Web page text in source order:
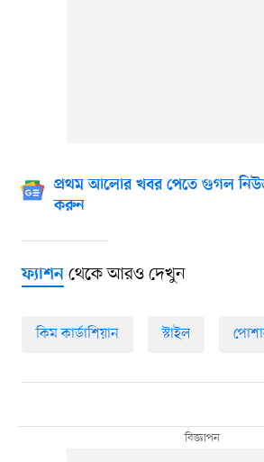
প্রথম আলোর খবর পেতে গুগল
করুন
ফ্যাশনথেকে আরও দেখুন
কিম কার্ডাশিয়ান স্টাইল